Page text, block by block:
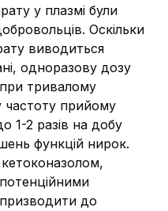
у плазмі були
Оскільки
виводиться
одноразову дозу
тривалому
частоту прийому
1-2 разів на добу
функцій нирок.
призводити до